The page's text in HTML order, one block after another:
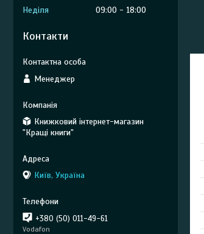
Неділя
09:00 18:00
Контакти
Менеджер
Книжковий інтернет-магазин
"Кращі книги"
Київ, Україна
+380 (50) 011-49-61
Vodafon